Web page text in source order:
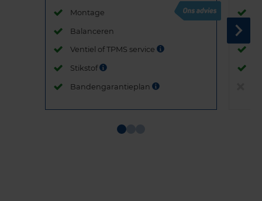
Montage
Balanceren
Ventiel of TPMS service
Stikstof
Bandengarantieplan